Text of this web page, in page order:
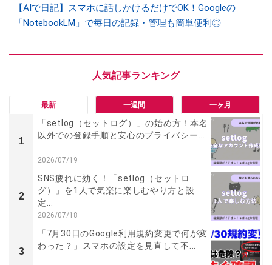
【AIで日記】スマホに話しかけるだけでOK！Googleの
「NotebookLM」で毎日の記録・管理も簡単便利◎
最新 一週間 一ヶ月
1
「setlog（セットログ）」の始め方！本名
以外での登録手順と安心のプライバシー...
2026/07/19
2
SNS疲れに効く！「setlog（セットロ
グ）」を1人で気楽に楽しむやり方と設
定...
2026/07/18
3
「7月30日のGoogle利用規約変更で何が変
わった？」スマホの設定を見直して不...